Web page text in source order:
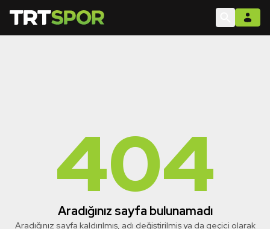
404
Aradığınız sayfa bulunamadı
Aradığınız sayfa kaldırılmış, adı değiştirilmiş ya da geçici olarak